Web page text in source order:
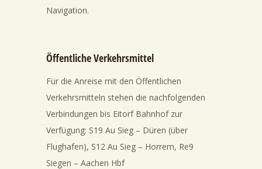
Navigation.
Öffentliche Verkehrsmittel
Für die Anreise mit den Öffentlichen
Verkehrsmitteln stehen die nachfolgenden
Verbindungen bis Eitorf Bahnhof zur
Verfügung: S19 Au Sieg – Düren (über
Flughafen), S12 Au Sieg – Horrem, Re9
Siegen – Aachen Hbf